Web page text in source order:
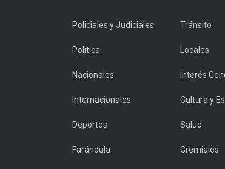
Policiales y Judiciales Tránsito
Política Locales
Nacionales Interés
Internacionales Cultura y
Deportes Salud
Farándula Gremiales